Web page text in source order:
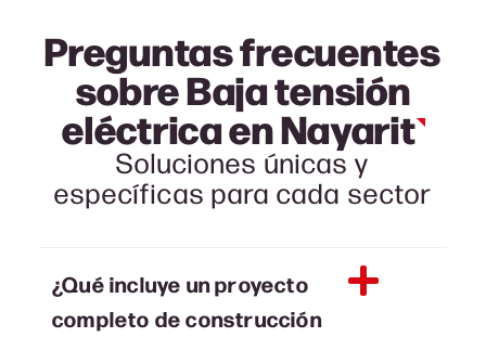
Preguntas frecuentes
sobre Baja tensión
eléctrica enNayarit
Soluciones únicas y
específicas para cada sector
¿Qué incluye un proyecto
completo de construcción